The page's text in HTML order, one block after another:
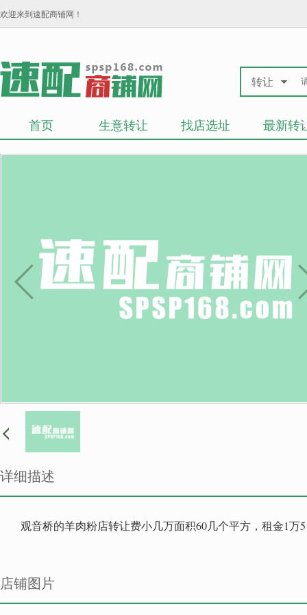
欢迎来到速配商铺网！
转让
首页 生意转让 找店选址 最新转
详细描述
观音桥的羊肉粉店转让费小几万面积60几个平方，租金1万
店铺图片